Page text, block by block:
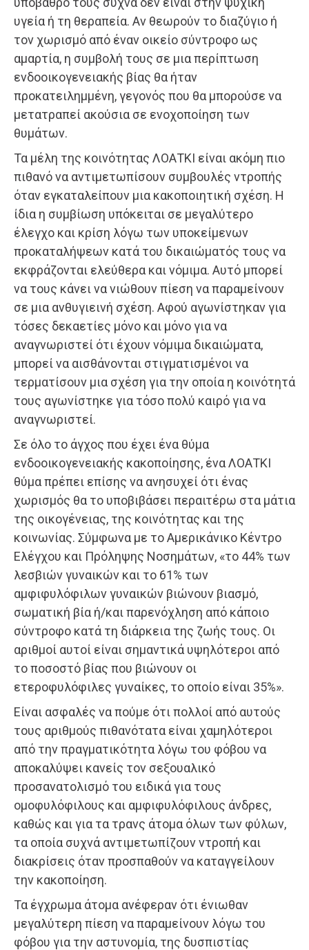
υγεία ή τη θεραπεία. Αν θεωρούν το διαζύγιο ή
τον χωρισμό από έναν οικείο σύντροφο ως
αμαρτία, η συμβολή τους σε μια περίπτωση
ενδοοικογενειακής βίας θα ήταν
προκατειλημμένη, γεγονός που θα μπορούσε να
μετατραπεί ακούσια σε ενοχοποίηση των
θυμάτων.
Τα μέλη της κοινότητας ΛΟΑΤΚΙ είναι ακόμη πιο
πιθανό να αντιμετωπίσουν συμβουλές ντροπής
όταν εγκαταλείπουν μια κακοποιητική σχέση. Η
ίδια η συμβίωση υπόκειται σε μεγαλύτερο
έλεγχο και κρίση λόγω των υποκείμενων
προκαταλήψεων κατά του δικαιώματός τους να
εκφράζονται ελεύθερα και νόμιμα. Αυτό μπορεί
να τους κάνει να νιώθουν πίεση να παραμείνουν
σε μια ανθυγιεινή σχέση. Αφού αγωνίστηκαν για
τόσες δεκαετίες μόνο και μόνο για να
αναγνωριστεί ότι έχουν νόμιμα δικαιώματα,
μπορεί να αισθάνονται στιγματισμένοι να
τερματίσουν μια σχέση για την οποία η κοινότητά
τους αγωνίστηκε για τόσο πολύ καιρό για να
αναγνωριστεί.
Σε όλο το άγχος που έχει ένα θύμα
ενδοοικογενειακής κακοποίησης, ένα ΛΟΑΤΚΙ
θύμα πρέπει επίσης να ανησυχεί ότι ένας
χωρισμός θα το υποβιβάσει περαιτέρω στα μάτια
της οικογένειας, της κοινότητας και της
κοινωνίας. Σύμφωνα με το Αμερικάνικο Κέντρο
Ελέγχου και Πρόληψης Νοσημάτων, «το 44% των
λεσβιών γυναικών και το 61% των
αμφιφυλόφιλων γυναικών βιώνουν βιασμό,
σωματική βία ή/και παρενόχληση από κάποιο
σύντροφο κατά τη διάρκεια της ζωής τους. Οι
αριθμοί αυτοί είναι σημαντικά υψηλότεροι από
το ποσοστό βίας που βιώνουν οι
ετεροφυλόφιλες γυναίκες, το οποίο είναι 35%».
Είναι ασφαλές να πούμε ότι πολλοί από αυτούς
τους αριθμούς πιθανότατα είναι χαμηλότεροι
από την πραγματικότητα λόγω του φόβου να
αποκαλύψει κανείς τον σεξουαλικό
προσανατολισμό του ειδικά για τους
ομοφυλόφιλους και αμφιφυλόφιλους άνδρες,
καθώς και για τα τρανς άτομα όλων των φύλων,
τα οποία συχνά αντιμετωπίζουν ντροπή και
διακρίσεις όταν προσπαθούν να καταγγείλουν
την κακοποίηση.
Τα έγχρωμα άτομα ανέφεραν ότι ένιωθαν
μεγαλύτερη πίεση να παραμείνουν λόγω του
φόβου για την αστυνομία, της δυσπιστίας